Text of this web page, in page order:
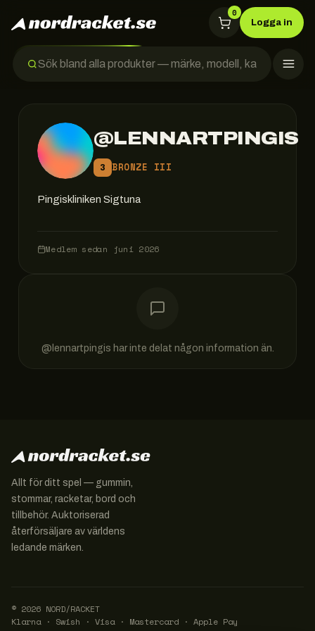
0
Logga in
@LENNARTPINGIS
3 BRONZE III
Pingiskliniken Sigtuna
Medlem sedan juni 2026
@ lennartpingis har inte delat någon information än.
Allt för ditt spel — gummin,
stommar, racketar, bord och
tillbehör. Auktoriserad
återförsäljare av världens
ledande märken.
© 2026 NORD/RACKET
Klarna · Swish · Visa · Mastercard · Apple Pay